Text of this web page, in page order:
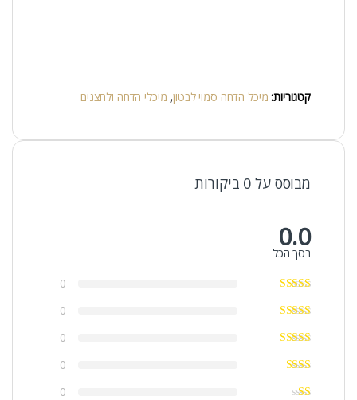
קטגוריות: מיכל הדחה סמוי לבטון, מיכלי הדחה ולחצנים
מבוסס על 0 ביקורות
0.0
בסך הכל
0
0
0
0
0